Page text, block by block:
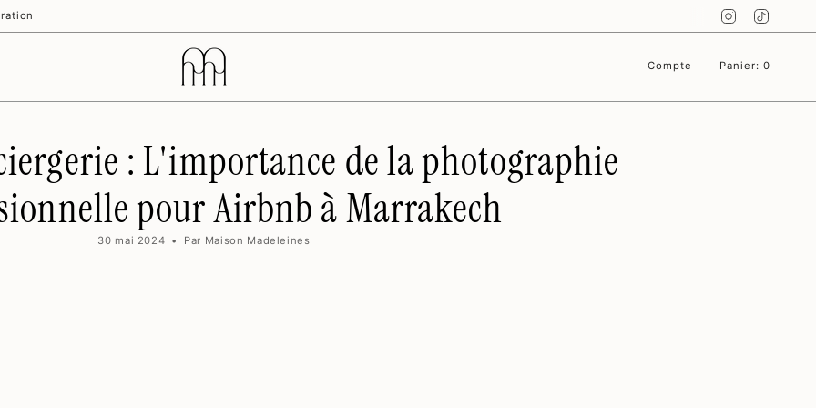
Instagram
Compte Panier 0
: L'importance de la photographie
pour Airbnb à Marrakech
30 mai 2024 Par Maison Madeleines